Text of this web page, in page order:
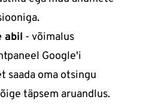
abil - võimalus
Google'i
saada oma otsingu
täpsem aruandlus.